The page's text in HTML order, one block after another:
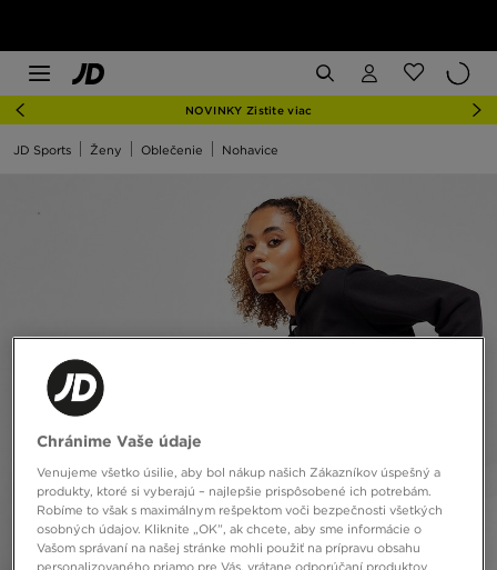
NOVINKY Zistite viac
JD Sports Ženy Oblečenie Nohavice
Chránime Vaše údaje
Venujeme všetko úsilie, aby bol nákup našich Zákazníkov úspešný a
produkty, ktoré si vyberajú – najlepšie prispôsobené ich potrebám.
Robíme to však s maximálnym rešpektom voči bezpečnosti všetkých
osobných údajov. Kliknite „OK”, ak chcete, aby sme informácie o
Vašom správaní na našej stránke mohli použiť na prípravu obsahu